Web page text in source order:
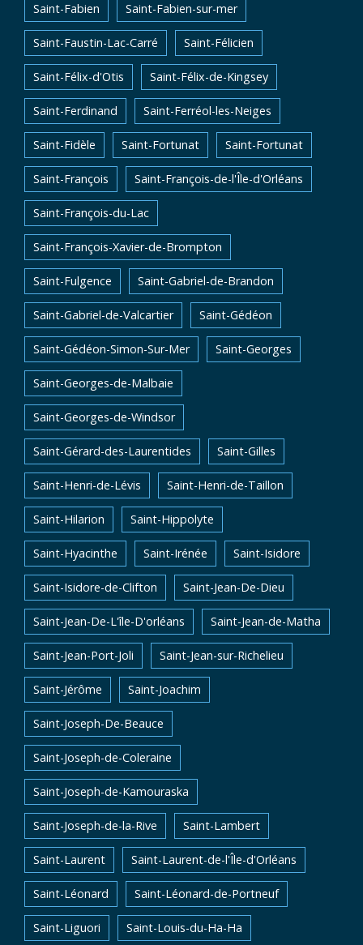
Saint-Fabien Saint-Fabien-sur-mer
Saint-Faustin-Lac-Carré Saint-Félicien
Saint-Félix-d'Otis Saint-Félix-de-Kingsey
Saint-Ferdinand Saint-Ferréol-les-Neiges
Saint-Fidèle Saint-Fortunat Saint-Fortunat
Saint-François Saint-François-de-l'Île-d'Orléans
Saint-François-du-Lac
Saint-François-Xavier-de-Brompton
Saint-Fulgence Saint-Gabriel-de-Brandon
Saint-Gabriel-de-Valcartier Saint-Gédéon
Saint-Gédéon-Simon-Sur-Mer Saint-Georges
Saint-Georges-de-Malbaie
Saint-Georges-de-Windsor
Saint-Gérard-des-Laurentides Saint-Gilles
Saint-Henri-de-Lévis Saint-Henri-de-Taillon
Saint-Hilarion Saint-Hippolyte
Saint-Hyacinthe Saint-Irénée Saint-Isidore
Saint-Isidore-de-Clifton Saint-Jean-De-Dieu
Saint-Jean-De-L'île-D'orléans Saint-Jean-de-Matha
Saint-Jean-Port-Joli Saint-Jean-sur-Richelieu
Saint-Jérôme Saint-Joachim
Saint-Joseph-De-Beauce
Saint-Joseph-de-Coleraine
Saint-Joseph-de-Kamouraska
Saint-Joseph-de-la-Rive Saint-Lambert
Saint-Laurent Saint-Laurent-de-l'Île-d'Orléans
Saint-Léonard Saint-Léonard-de-Portneuf
Saint-Liguori Saint-Louis-du-Ha-Ha